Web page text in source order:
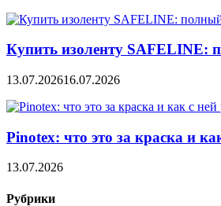
Купить изоленту SAFELINE:
13.07.202616.07.2026
Pinotex: что это за краска и
13.07.2026
Рубрики